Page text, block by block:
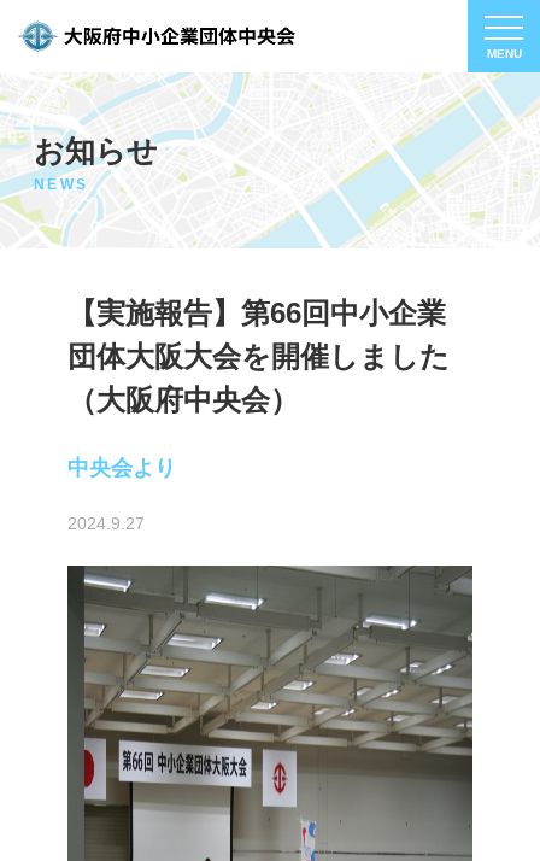
お知らせ
NEWS
【実施報告】第66回中小企業
団体大阪大会を開催しました
（大阪府中央会）
中央会より
2024.9.27